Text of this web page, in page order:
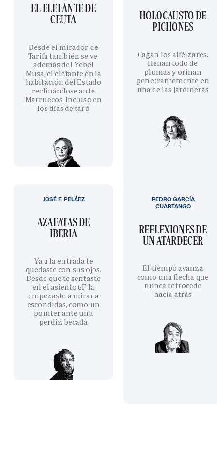
EL ELEFANTE DE
CEUTA
Desde el mirador de
Tarifa también se ve,
además del Yebel
Musa, el elefante en la
habitación del Estado
reclinándose ante
Marruecos. Incluso en
los días de taró
HOLOCAUSTO DE
PICHONES
Cagan los alféizares,
llenan todo de
plumas y orinan
penetrantemente en
una de las jardineras
AZAFATAS DE
IBERIA
Ya a la entrada te
quedaste con sus ojos.
Desde que te sentaste
en el asiento 6F la
empezaste a mirar a
escondidas, como un
pointer ante una
perdiz becada
JOSÉ F. PELÁEZ
REFLEXIONES DE
UN ATARDECER
El tiempo avanza
como una flecha que
nunca retrocede
hacia atrás
PEDRO GARCÍA
CUARTANGO